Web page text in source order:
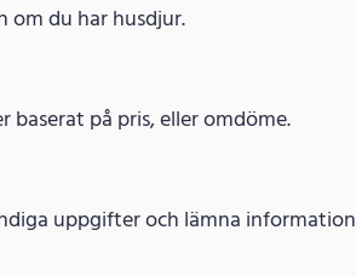
om du har husdjur.
på pris, eller omdöme.
uppgifter och lämna information